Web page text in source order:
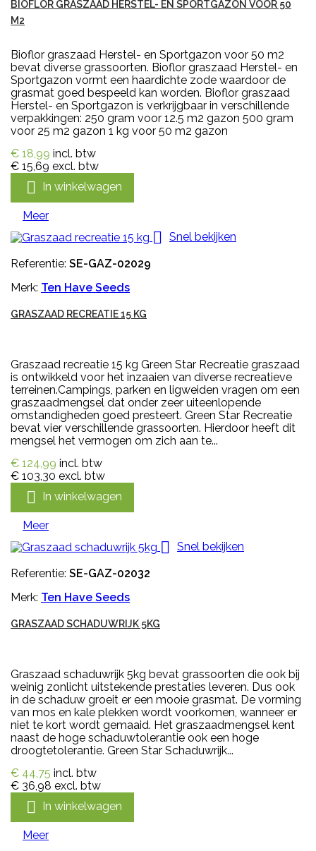
BIOFLOR GRASZAAD HERSTEL- EN SPORTGAZON VOOR 50
M2
Bioflor graszaad Herstel- en Sportgazon voor 50 m2
bevat diverse grassoorten. Bioflor graszaad Herstel- en
Sportgazon vormt een haardichte zode waardoor de
grasmat goed bespeeld kan worden. Bioflor graszaad
Herstel- en Sportgazon is verkrijgbaar in verschillende
verpakkingen: 250 gram voor 12.5 m2 gazon 500 gram
voor 25 m2 gazon 1 kg voor 50 m2 gazon
€ 18,99 incl. btw
€ 15,69 excl. btw
 In winkelwagen
Meer
 Snel bekijken
Referentie: SE-GAZ-02029
Merk: Ten Have Seeds
GRASZAAD RECREATIE 15 KG
Graszaad recreatie 15 kg Green Star Recreatie graszaad
is ontwikkeld voor het inzaaien van diverse recreatieve
terreinen.Campings, parken en ligweiden vragen om een
graszaadmengsel dat onder zeer uiteenlopende
omstandigheden goed presteert. Green Star Recreatie
bevat vier verschillende grassoorten. Hierdoor heeft dit
mengsel het vermogen om zich aan te...
€ 124,99 incl. btw
€ 103,30 excl. btw
 In winkelwagen
Meer
 Snel bekijken
Referentie: SE-GAZ-02032
Merk: Ten Have Seeds
GRASZAAD SCHADUWRIJK 5KG
Graszaad schaduwrijk 5kg bevat grassoorten die ook bij
weinig zonlicht uitstekende prestaties leveren. Dus ook
in de schaduw groeit er een mooie grasmat. De vorming
van mos en kale plekken wordt voorkomen, wanneer er
niet te kort wordt gemaaid. Het graszaadmengsel kent
naast de hoge schaduwtolerantie ook een hoge
droogtetolerantie. Green Star Schaduwrijk...
€ 44,75 incl. btw
€ 36,98 excl. btw
 In winkelwagen
Meer